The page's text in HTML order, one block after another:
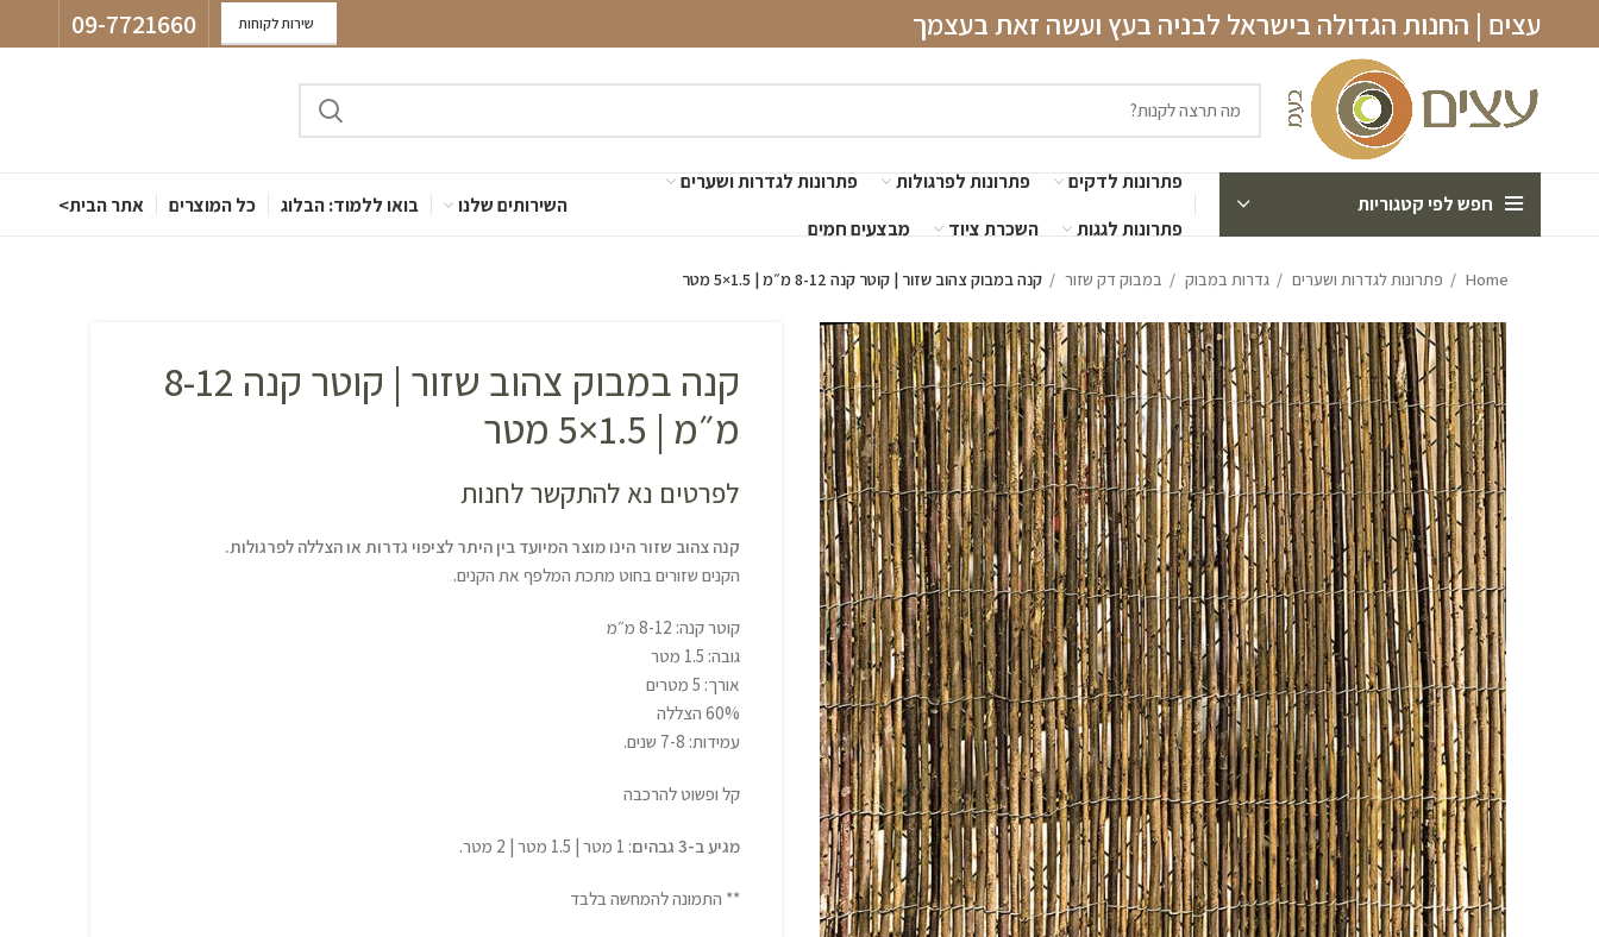
עצים | החנות הגדולה בישראל לבניה בעץ ועשה זאת בעצמך שירות לקוחות 09-7721660
חפש לפי קטגוריות
פתרונות לדקים פתרונות לפרגולות
פתרונות לגדרות ושערים
פתרונות לגגות
השכרת ציוד מבצעים חמים
השירותים שלנו בואו ללמוד: הבלוג כל המוצרים אתר הבית>
Home פתרונות לגדרות ושערים גדרות במבוק במבוק דק שזור קנה במבוק צהוב שזור | קוטר קנה 8-12 מ״מ | 1.5×5 מטר
קנה במבוק צהוב שזור | קוטר קנה 8-12
מ״מ | 1.5×5 מטר
לפרטים נא להתקשר לחנות
קנה צהוב שזור הינו מוצר המיועד בין היתר לציפוי גדרות או הצללה לפרגולות.
הקנים שזורים בחוט מתכת המלפף את הקנים.
קוטר קנה: 8-12 מ״מ
גובה: 1.5 מטר
אורך: 5 מטרים
60% הצללה
עמידות: 7-8 שנים.
קל ופשוט להרכבה
מגיע ב-3 גבהים : 1 מטר | 1.5 מטר | 2 מטר.
** התמונה להמחשה בלבד